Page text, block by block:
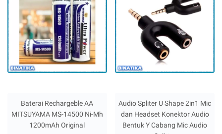
Baterai Rechargeble AA
MITSUYAMA MS-14500 Ni-Mh
1200mAh Original
Audio Spliter U Shape 2in1 Mic
dan Headset Konektor Audio
Bentuk Y Cabang Mic Audio